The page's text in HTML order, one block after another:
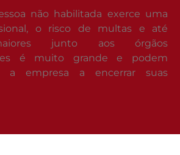
não habilitada exerce uma
o risco de multas e até
junto aos órgãos
é muito grande e podem
a empresa a encerrar suas